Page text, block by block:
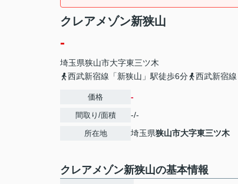
クレアメゾン新狭山
-
埼玉県狭山市大字東三ツ木
西武新宿線「新狭山」駅徒歩6分
西武新宿
価格 -
間取り/面積 -/-
所在地 埼玉県狭山市大字東三ツ木
クレアメゾン新狭山の基本情報